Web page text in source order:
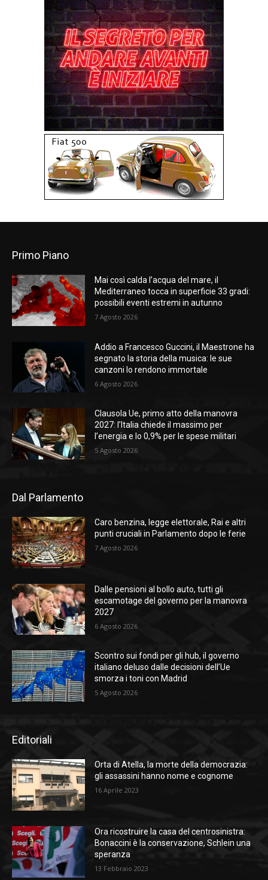
Primo Piano
Mai così calda l’acqua del mare, il
Mediterraneo tocca in superficie 33 gradi:
possibili eventi estremi in autunno
7 Agosto 2026
Addio a Francesco Guccini, il Maestrone ha
segnato la storia della musica: le sue
canzoni lo rendono immortale
6 Agosto 2026
Clausola Ue, primo atto della manovra
2027: l’Italia chiede il massimo per
l’energia e lo 0,9% per le spese militari
5 Agosto 2026
Dal Parlamento
Caro benzina, legge elettorale, Rai e altri
punti cruciali in Parlamento dopo le ferie
7 Agosto 2026
Dalle pensioni al bollo auto, tutti gli
escamotage del governo per la manovra
2027
6 Agosto 2026
Scontro sui fondi per gli hub, il governo
italiano deluso dalle decisioni dell’Ue
smorza i toni con Madrid
5 Agosto 2026
Editoriali
Orta di Atella, la morte della democrazia:
gli assassini hanno nome e cognome
16 Aprile 2023
Ora ricostruire la casa del centrosinistra:
Bonaccini è la conservazione, Schlein una
speranza
13 Febbraio 2023